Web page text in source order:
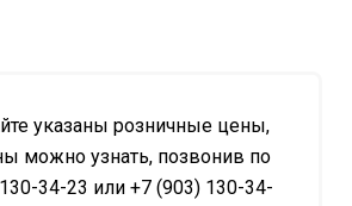
указаны розничные цены,
можно узнать, позвонив по
34-23 или +7 (903) 130-34-